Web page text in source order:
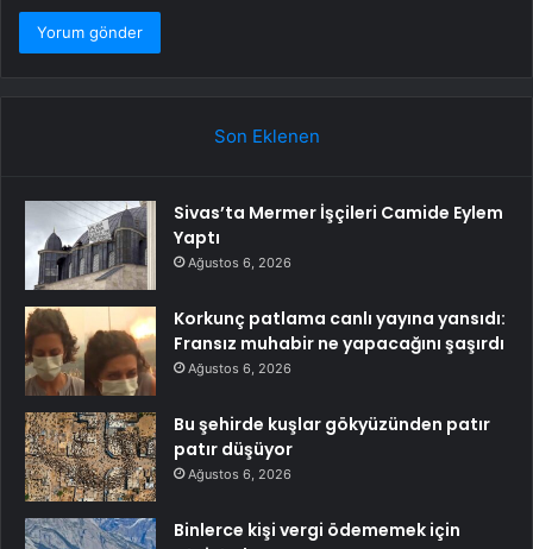
Son Eklenen
Sivas’ta Mermer İşçileri Camide Eylem
Yaptı
Ağustos 6, 2026
Korkunç patlama canlı yayına yansıdı:
Fransız muhabir ne yapacağını şaşırdı
Ağustos 6, 2026
Bu şehirde kuşlar gökyüzünden patır
patır düşüyor
Ağustos 6, 2026
Binlerce kişi vergi ödememek için